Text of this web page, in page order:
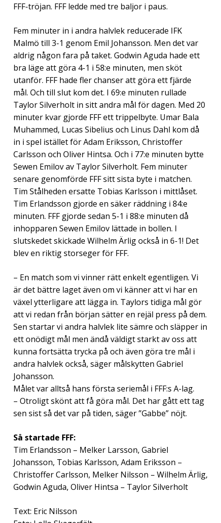
FFF-tröjan. FFF ledde med tre baljor i paus.
Fem minuter in i andra halvlek reducerade IFK
Malmö till 3-1 genom Emil Johansson. Men det var
aldrig någon fara på taket. Godwin Aguda hade ett
bra läge att göra 4-1 i 58:e minuten, men sköt
utanför. FFF hade fler chanser att göra ett fjärde
mål. Och till slut kom det. I 69:e minuten rullade
Taylor Silverholt in sitt andra mål för dagen. Med 20
minuter kvar gjorde FFF ett trippelbyte. Umar Bala
Muhammed, Lucas Sibelius och Linus Dahl kom då
in i spel istället för Adam Eriksson, Christoffer
Carlsson och Oliver Hintsa. Och i 77:e minuten bytte
Sewen Emilov av Taylor Silverholt. Fem minuter
senare genomförde FFF sitt sista byte i matchen.
Tim Stålheden ersatte Tobias Karlsson i mittlåset.
Tim Erlandsson gjorde en säker räddning i 84:e
minuten. FFF gjorde sedan 5-1 i 88:e minuten då
inhopparen Sewen Emilov lättade in bollen. I
slutskedet skickade Wilhelm Ärlig också in 6-1! Det
blev en riktig storseger för FFF.
– En match som vi vinner rätt enkelt egentligen. Vi
är det bättre laget även om vi känner att vi har en
växel ytterligare att lägga in. Taylors tidiga mål gör
att vi redan från början sätter en rejäl press på dem.
Sen startar vi andra halvlek lite sämre och släpper in
ett onödigt mål men ändå väldigt starkt av oss att
kunna fortsätta trycka på och även göra tre mål i
andra halvlek också, säger målskytten Gabriel
Johansson.
Målet var alltså hans första seriemål i FFF:s A-lag.
– Otroligt skönt att få göra mål. Det har gått ett tag
sen sist så det var på tiden, säger ”Gabbe” nöjt.
Så startade FFF:
Tim Erlandsson – Melker Larsson, Gabriel
Johansson, Tobias Karlsson, Adam Eriksson –
Christoffer Carlsson, Melker Nilsson – Wilhelm Ärlig,
Godwin Aguda, Oliver Hintsa – Taylor Silverholt
Text: Eric Nilsson